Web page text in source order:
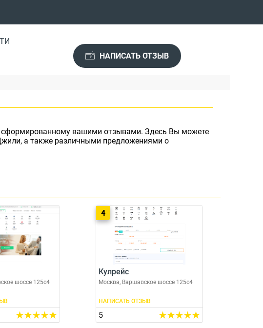
НАПИСАТЬ ОТЗЫВ
сформированному вашими отзывами. Здесь Вы можете
а также различными предложениями о
шоссе 125с4
4
Кулрейс
Москва, Варшавское шоссе 125с4
НАПИСАТЬ ОТЗЫВ
5